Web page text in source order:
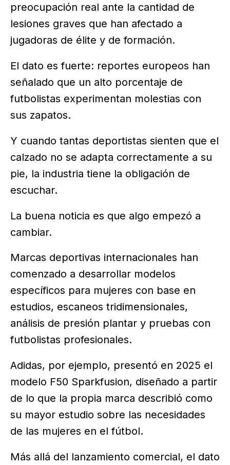
preocupación real ante la cantidad de
lesiones graves que han afectado a
jugadoras de élite y de formación.
El dato es fuerte: reportes europeos han
señalado que un alto porcentaje de
futbolistas experimentan molestias con
sus zapatos.
Y cuando tantas deportistas sienten que el
calzado no se adapta correctamente a su
pie, la industria tiene la obligación de
escuchar.
La buena noticia es que algo empezó a
cambiar.
Marcas deportivas internacionales han
comenzado a desarrollar modelos
específicos para mujeres con base en
estudios, escaneos tridimensionales,
análisis de presión plantar y pruebas con
futbolistas profesionales.
Adidas, por ejemplo, presentó en 2025 el
modelo F50 Sparkfusion, diseñado a partir
de lo que la propia marca describió como
su mayor estudio sobre las necesidades
de las mujeres en el fútbol.
Más allá del lanzamiento comercial, el dato